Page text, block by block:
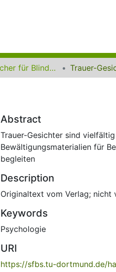
Digitale Bücher für Blinde und Sehbehinderte Trauer-
Abstract
Trauer-Gesichter sind
Bewältigungsmaterialien für
begleiten
Description
Originaltext vom Verlag; nicht
Keywords
Psychologie
URI
https://sfbs.tu-dortmund.de/